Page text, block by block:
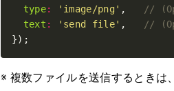
type: 'image/png' ,
text : 'send file' ,
});
※ 複数ファイルを送信するときは